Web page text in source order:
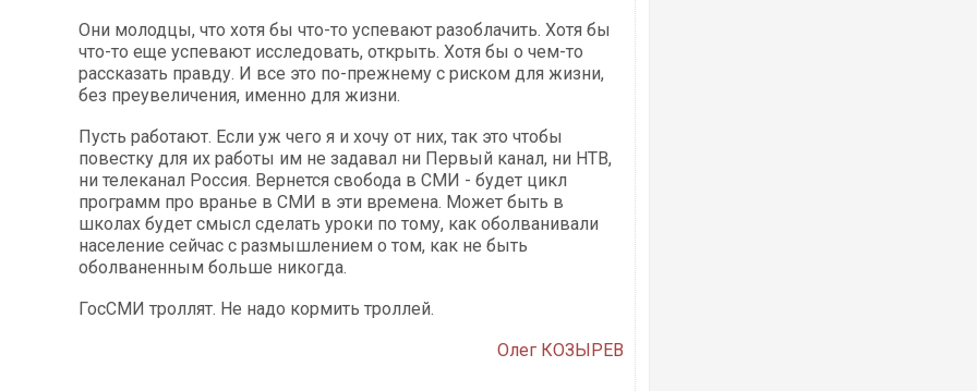
Они молодцы, что хотя бы что-то успевают разоблачить. Хотя бы
что-то еще успевают исследовать, открыть. Хотя бы о чем-то
рассказать правду. И все это по-прежнему с риском для жизни,
без преувеличения, именно для жизни.
Пусть работают. Если уж чего я и хочу от них, так это чтобы
повестку для их работы им не задавал ни Первый канал, ни НТВ,
ни телеканал Россия. Вернется свобода в СМИ - будет цикл
программ про вранье в СМИ в эти времена. Может быть в
школах будет смысл сделать уроки по тому, как оболванивали
население сейчас с размышлением о том, как не быть
оболваненным больше никогда.
ГосСМИ троллят. Не надо кормить троллей.
Олег КОЗЫРЕВ